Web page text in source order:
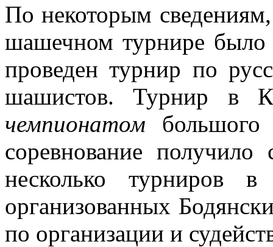
По некоторым
шашечном турнире было
проведен турнир по
шашистов. Турнир в
чемпионатом
соревнование получило
несколько турниров
организованных
по организации и